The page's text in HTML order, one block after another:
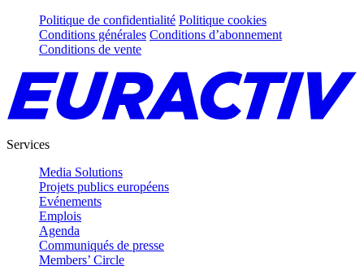
Politique de confidentialité Politique cookies
Conditions générales Conditions d’abonnement
Conditions de vente
Services
Media Solutions
Projets publics européens
Evénements
Emplois
Agenda
Communiqués de presse
Members’ Circle